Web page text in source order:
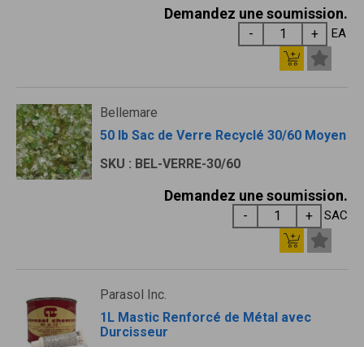
Demandez une soumission.
EA
Bellemare
50 lb Sac de Verre Recyclé 30/60 Moyen
SKU : BEL-VERRE-30/60
Demandez une soumission.
SAC
Parasol Inc.
1L Mastic Renforcé de Métal avec
Durcisseur